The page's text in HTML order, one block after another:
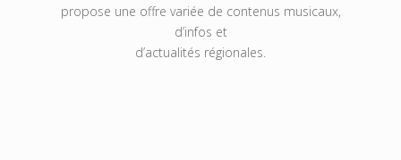
propose une offre variée de contenus musicaux,
d’infos et
d’actualités régionales.